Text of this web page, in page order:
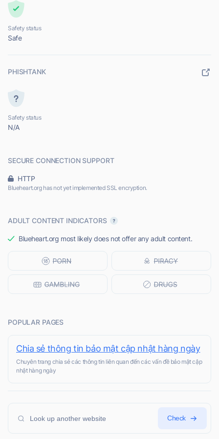
Safety status
Safe
PHISHTANK
Safety status
N/A
SECURE CONNECTION SUPPORT
HTTP
Blueheart.org has not yet implemented SSL encryption.
ADULT CONTENT INDICATORS
Blueheart.org most likely does not offer any adult content.
POPULAR PAGES
Chia sẻ thông tin bảo mật cập nhật hàng ngày
Chuyên trang chia sẻ các thông tin liên quan đến các vấn đề bảo mật cập
nhật hàng ngày
Check